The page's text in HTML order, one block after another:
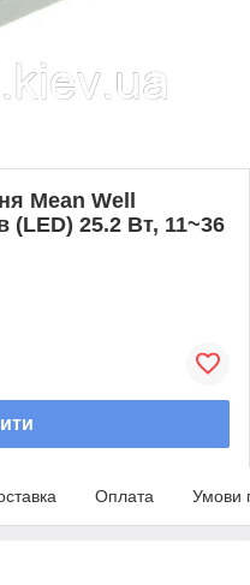
Mean Well
(LED) 25.2 Вт, 11~36
Оплата Умови